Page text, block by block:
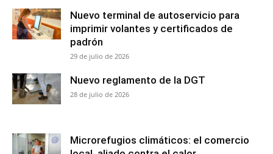
Nuevo terminal de autoservicio para
imprimir volantes y certificados de
padrón
29 de julio de 2026
Nuevo reglamento de la DGT
28 de julio de 2026
Microrefugios climáticos: el comercio